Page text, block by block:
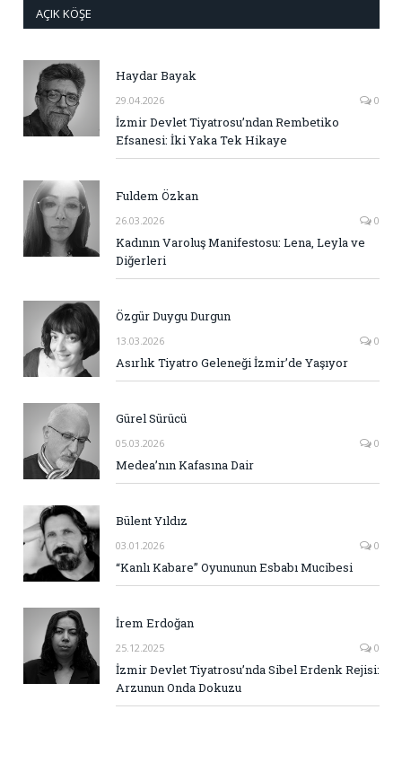
AÇIK KÖŞE
Haydar Bayak
29.04.2026 0
İzmir Devlet Tiyatrosu’ndan Rembetiko
Efsanesi: İki Yaka Tek Hikaye
Fuldem Özkan
26.03.2026 0
Kadının Varoluş Manifestosu: Lena, Leyla ve
Diğerleri
Özgür Duygu Durgun
13.03.2026 0
Asırlık Tiyatro Geleneği İzmir’de Yaşıyor
Gürel Sürücü
05.03.2026 0
Medea’nın Kafasına Dair
Bülent Yıldız
03.01.2026 0
“Kanlı Kabare” Oyununun Esbabı Mucibesi
İrem Erdoğan
25.12.2025 0
İzmir Devlet Tiyatrosu’nda Sibel Erdenk Rejisi:
Arzunun Onda Dokuzu